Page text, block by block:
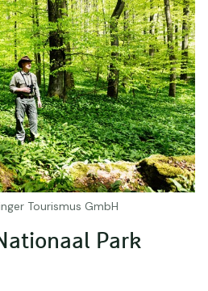
Tourismus GmbH
Park